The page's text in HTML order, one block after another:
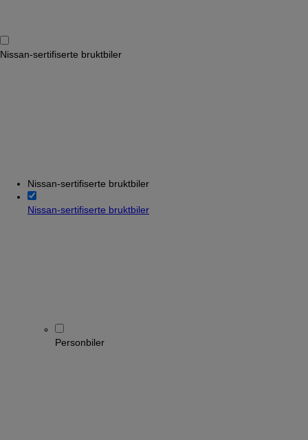
Nissan-sertifiserte bruktbiler
Nissan-sertifiserte bruktbiler
Nissan-sertifiserte bruktbiler
Personbiler